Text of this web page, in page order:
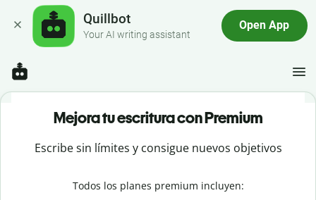
Quillbot
Your AI writing assistant
Open App
Mejora tu escritura con Premium
Escribe sin límites y consigue nuevos objetivos
Todos los planes premium incluyen: